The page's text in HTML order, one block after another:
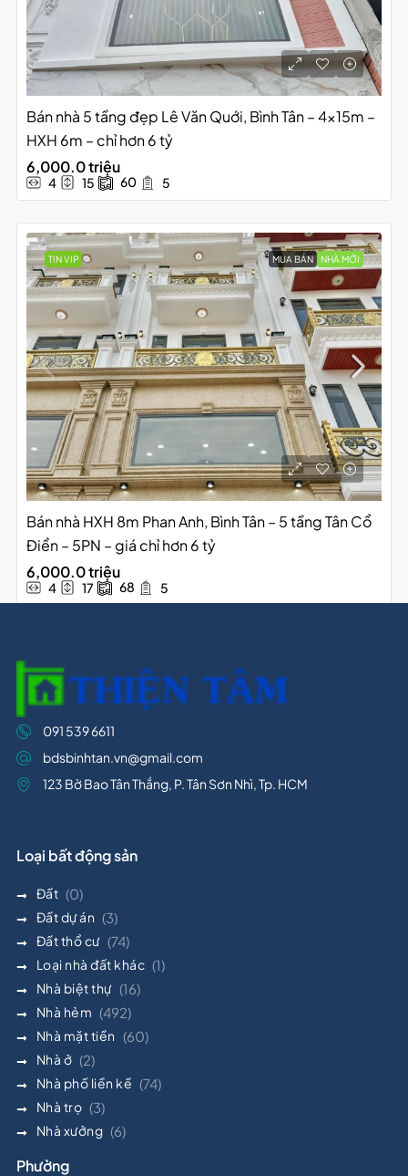
Bán nhà 5 tầng đẹp Lê Văn Quới, Bình Tân – 4x15m –
HXH 6m – chỉ hơn 6 tỷ
6,000.0 triệu
4 15 60 5
TIN VIP MUA BÁN NHÀ MỚI
Bán nhà HXH 8m Phan Anh, Bình Tân – 5 tầng Tân Cổ
Điển – 5PN – giá chỉ hơn 6 tỷ
6,000.0 triệu
4 17 68 5
091 539 6611
bdsbinhtan.vn@gmail.com
123 Bờ Bao Tân Thắng, P. Tân Sơn Nhì, Tp. HCM
Loại bất động sản
Đất (0)
Đất dự án (3)
Đất thổ cư (74)
Loại nhà đất khác (1)
Nhà biệt thự (16)
Nhà hẻm (492)
Nhà mặt tiền (60)
Nhà ở (2)
Nhà phố liền kề (74)
Nhà trọ (3)
Nhà xưởng (6)
Phường